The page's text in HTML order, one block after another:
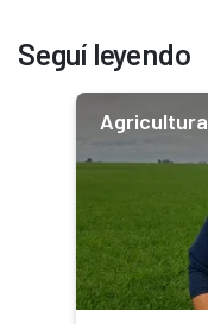
Seguí leyendo
Agricultura